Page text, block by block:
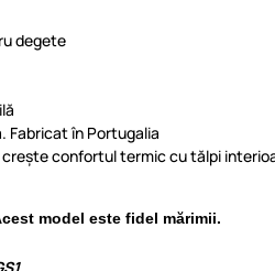
degete
Fabricat în Portugalia
confortul termic cu tălpi
model este fidel mărimii.